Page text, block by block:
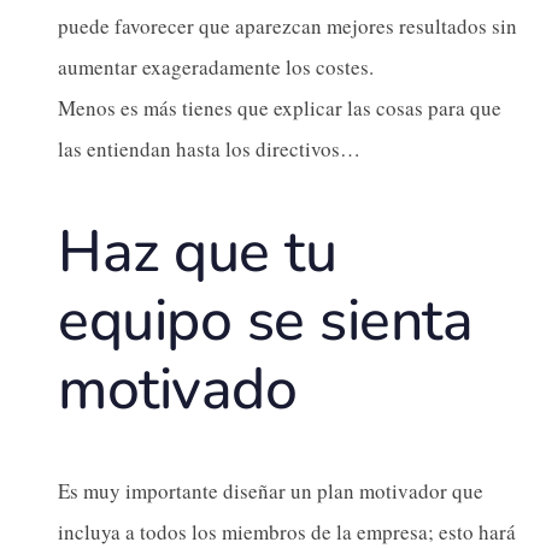
puede favorecer que aparezcan mejores resultados sin
aumentar exageradamente los costes.
Menos es más tienes que explicar las cosas para que
las entiendan hasta los directivos…
Haz que tu
equipo se sienta
motivado
Es muy importante diseñar un plan motivador que
incluya a todos los miembros de la empresa; esto hará